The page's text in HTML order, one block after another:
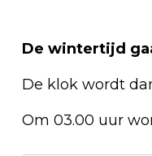
De wintertijd
De klok wordt
Om 03.00 uur